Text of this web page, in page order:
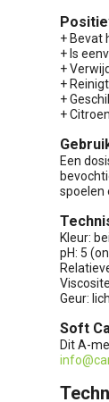
+ Bevat
+ Is
+
+
+
+
Een
spoelen
Kleur:
pH: 5
Geur:
Soft
Dit A-